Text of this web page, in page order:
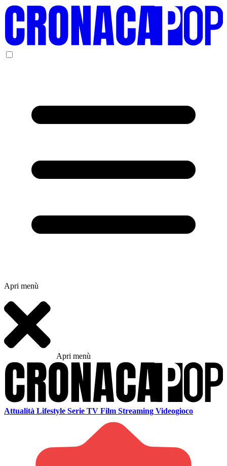
Apri menù
Apri menù
Attualità Lifestyle Serie TV Film Streaming Videogioco